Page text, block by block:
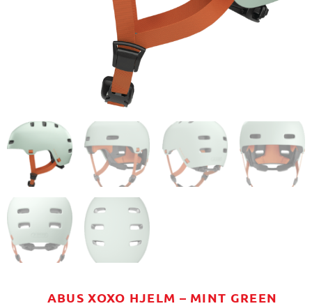
ABUS XOXO HJELM – MINT GREEN